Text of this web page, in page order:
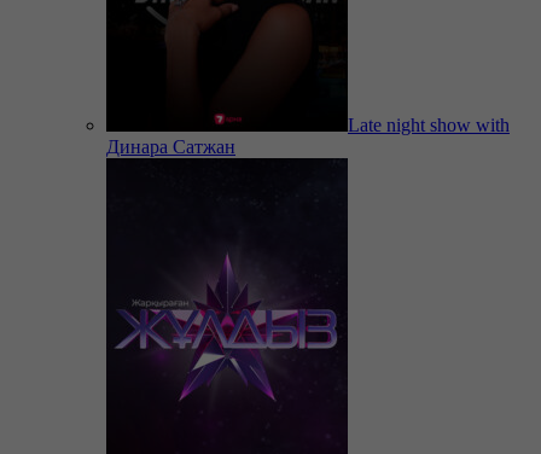
Late night show with
Динара Сатжан